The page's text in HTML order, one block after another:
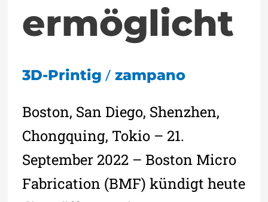
ermöglicht
3D-Printig / zampano
Boston, San Diego, Shenzhen,
Chongquing, Tokio – 21.
September 2022 – Boston Micro
Fabrication (BMF) kündigt heute